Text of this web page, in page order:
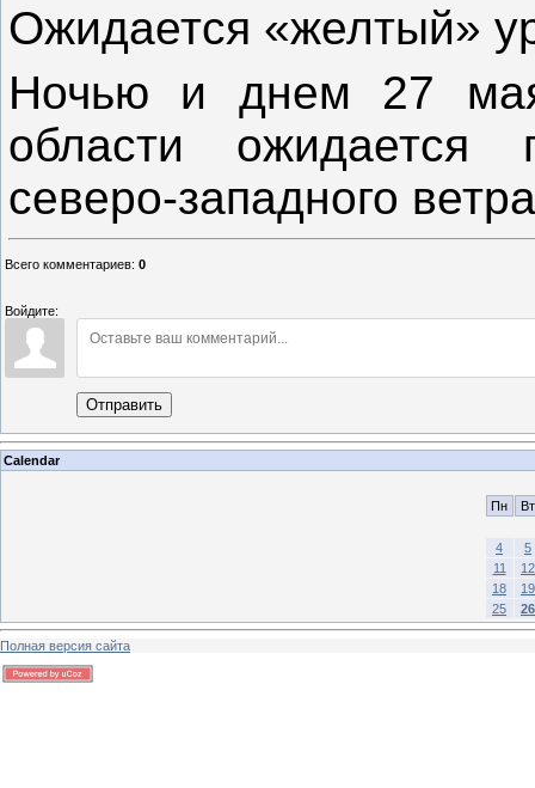
Ожидается «желтый»
Ночью и днем 27
области ожидается
северо-западного
Всего комментариев: 0
Войдите:
Отправить
Calendar
Пн Вт
4
5
11
12
18
19
25
26
Полная версия сайта